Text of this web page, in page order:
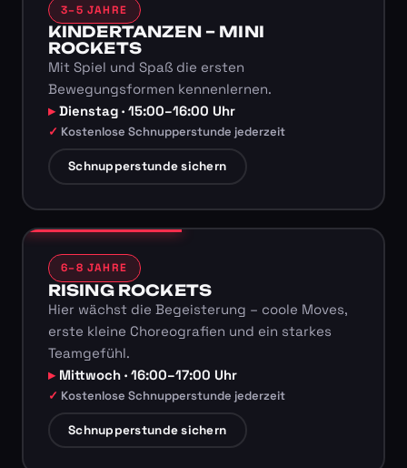
3–5 JAHRE
KINDERTANZEN – MINI
ROCKETS
Mit Spiel und Spaß die ersten
Bewegungsformen kennenlernen.
Dienstag · 15:00–16:00 Uhr
Kostenlose Schnupperstunde jederzeit
Schnupperstunde sichern
6–8 JAHRE
RISING ROCKETS
Hier wächst die Begeisterung – coole Moves,
erste kleine Choreografien und ein starkes
Teamgefühl.
Mittwoch · 16:00–17:00 Uhr
Kostenlose Schnupperstunde jederzeit
Schnupperstunde sichern